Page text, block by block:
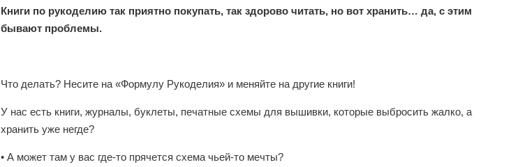
Книги по рукоделию так приятно покупать, так здорово читать, но вот хранить… да, с этим
бывают проблемы.
Что делать? Несите на «Формулу Рукоделия» и меняйте на другие книги!
У нас есть книги, журналы, буклеты, печатные схемы для вышивки, которые выбросить жалко, а
хранить уже негде?
• А может там у вас где-то прячется схема чьей-то мечты?